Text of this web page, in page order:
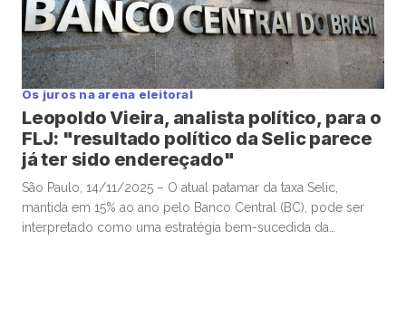
Os juros na arena eleitoral
Leopoldo Vieira, analista político, para o
FLJ: "resultado político da Selic parece
já ter sido endereçado"
São Paulo, 14/11/2025 – O atual patamar da taxa Selic,
mantida em 15% ao ano pelo Banco Central (BC), pode ser
interpretado como uma estratégia bem-sucedida da